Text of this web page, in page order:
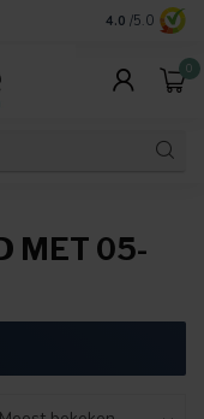
Veilige
4.0 /5.0
0
MET 05-